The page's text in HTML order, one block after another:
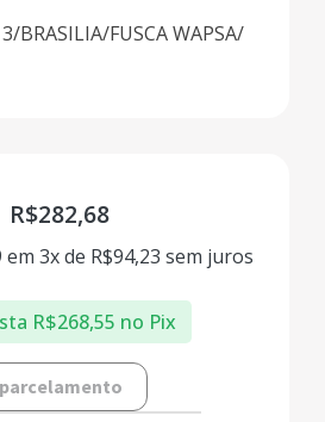
BRASILIA/FUSCA WAPSA/
R$282,68
em 3x de R$94,23 sem juros
R$268,55 no Pix